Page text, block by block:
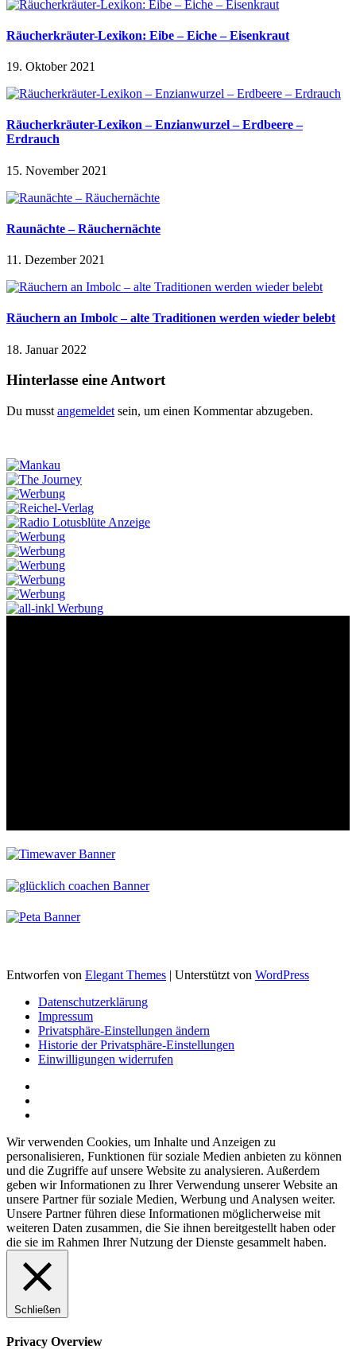
Räucherkräuter-Lexikon: Eibe – Eiche – Eisenkraut
19. Oktober 2021
Räucherkräuter-Lexikon – Enzianwurzel – Erdbeere –
Erdrauch
15. November 2021
Raunächte – Räuchernächte
11. Dezember 2021
Räuchern an Imbolc – alte Traditionen werden wieder belebt
18. Januar 2022
Hinterlasse eine Antwort
Du musst angemeldet sein, um einen Kommentar abzugeben.
Entworfen von Elegant Themes | Unterstützt von WordPress
Datenschutzerklärung
Impressum
Privatsphäre-Einstellungen ändern
Historie der Privatsphäre-Einstellungen
Einwilligungen widerrufen
Wir verwenden Cookies, um Inhalte und Anzeigen zu
personalisieren, Funktionen für soziale Medien anbieten zu können
und die Zugriffe auf unsere Website zu analysieren. Außerdem
geben wir Informationen zu Ihrer Verwendung unserer Website an
unsere Partner für soziale Medien, Werbung und Analysen weiter.
Unsere Partner führen diese Informationen möglicherweise mit
weiteren Daten zusammen, die Sie ihnen bereitgestellt haben oder
die sie im Rahmen Ihrer Nutzung der Dienste gesammelt haben.
Schließen
Privacy Overview